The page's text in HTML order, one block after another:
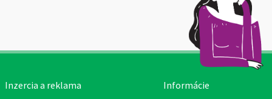
Inzercia a reklama Informácie